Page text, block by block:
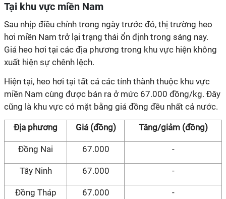
Tại khu vực miền Nam
Sau nhịp điều chỉnh trong ngày trước đó, thị trường heo
hơi miền Nam trở lại trạng thái ổn định trong sáng nay.
Giá heo hơi tại các địa phương trong khu vực hiện không
xuất hiện sự chênh lệch.
Hiện tại, heo hơi tại tất cả các tỉnh thành thuộc khu vực
miền Nam cùng được bán ra ở mức 67.000 đồng/kg. Đây
cũng là khu vực có mặt bằng giá đồng đều nhất cả nước.
Địa phương Giá (đồng) Tăng/giảm (đồng)
Đồng Nai 67.000 -
Tây Ninh 67.000 -
Đồng Tháp 67.000 -